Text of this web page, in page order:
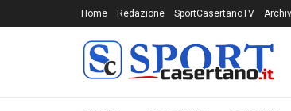
Home Redazione SportCasertanoTV